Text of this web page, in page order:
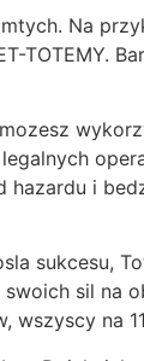
Na
TOTEMY.
hazardu i
sukcesu,
sil na
wszyscy na